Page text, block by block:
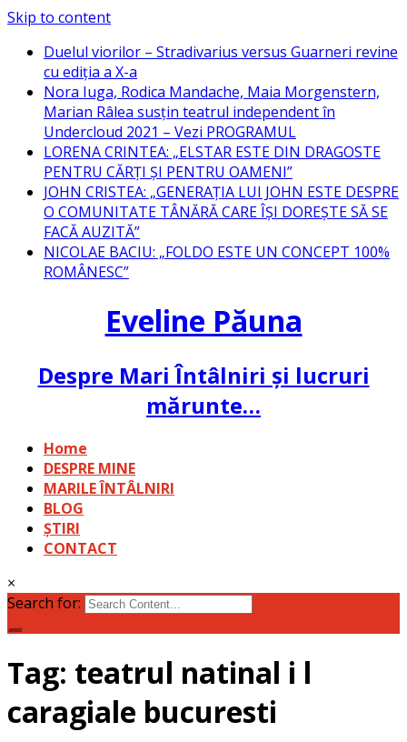
Skip to content
Duelul viorilor – Stradivarius versus Guarneri revine
cu ediția a X-a
Nora Iuga, Rodica Mandache, Maia Morgenstern,
Marian Râlea susțin teatrul independent în
Undercloud 2021 – Vezi PROGRAMUL
LORENA CRINTEA: „ELSTAR ESTE DIN DRAGOSTE
PENTRU CĂRȚI ȘI PENTRU OAMENI”
JOHN CRISTEA: „GENERAȚIA LUI JOHN ESTE DESPRE
O COMUNITATE TÂNĂRĂ CARE ÎȘI DOREȘTE SĂ SE
FACĂ AUZITĂ”
NICOLAE BACIU: „FOLDO ESTE UN CONCEPT 100%
ROMÂNESC”
Eveline Păuna
Despre Mari Întâlniri și lucruri
mărunte…
Home
DESPRE MINE
MARILE ÎNTÂLNIRI
BLOG
ȘTIRI
CONTACT
×
Search for:
Tag: teatrul natinal i l
caragiale bucuresti